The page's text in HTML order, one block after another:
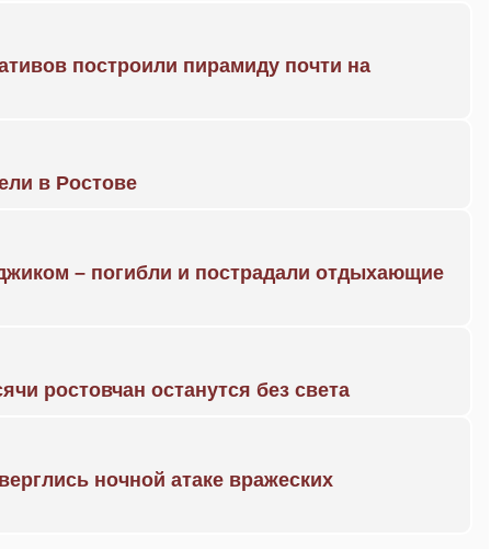
построили пирамиду почти на
в Ростове
– погибли и пострадали отдыхающие
ростовчан останутся без света
ночной атаке вражеских